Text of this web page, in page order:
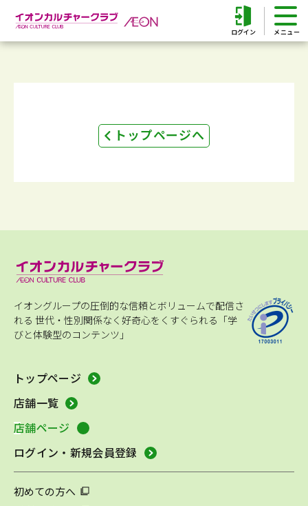
ログイン
トップページへ
イオングループの圧倒的な信頼とボリュームで配信さ
れる 世代・性別関係なく好奇心をくすぐられる「学
びと体験型のコンテンツ」
トップページ
店舗一覧
店舗ページ
ログイン・新規会員登録
初めての方へ